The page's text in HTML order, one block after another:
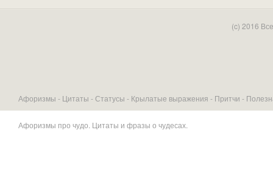
(c) 2016
Афоризмы - Цитаты -Статусы - Крылатые выражения - Притчи -
Афоризмы про чудо . Цитаты и фразы о чудесах.